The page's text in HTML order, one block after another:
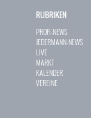
RUBRIKEN
PROFI-NEWS
JEDERMANN-NEWS
LIVE
MARKT
KALENDER
VEREINE